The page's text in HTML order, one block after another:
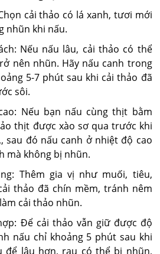
cải thảo có lá xanh, tươi mới
nhũn khi nấu.
Nếu nấu lâu, cải thảo có thể
nên nhũn. Hãy nấu canh trong
5-7 phút sau khi cải thảo đã
sôi.
Nếu bạn nấu cùng thịt bằm
thịt được xào sơ qua trước khi
sau đó nấu canh ở nhiệt độ cao
mà không bị nhũn.
Thêm gia vị như muối, tiêu,
thảo đã chín mềm, tránh nêm
cải thảo nhũn.
Để cải thảo vẫn giữ được độ
nấu chỉ khoảng 5 phút sau khi
để lâu hơn, rau có thể bị nhũn,